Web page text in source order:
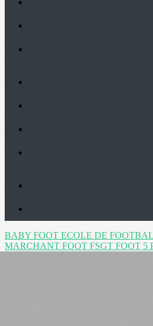
BABY FOOT ECOLE DE
MARCHANT FOOT FSGT FOOT 5